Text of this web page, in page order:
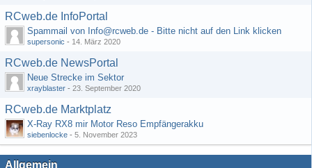
RCweb.de InfoPortal
Spammail von Info@rcweb.de - Bitte nicht auf den Link klicken
supersonic - 14. März 2020
RCweb.de NewsPortal
Neue Strecke im Sektor
xrayblaster - 23. September 2020
RCweb.de Marktplatz
X-Ray RX8 mir Motor Reso Empfängerakku
siebenlocke - 5. November 2023
Allgemein